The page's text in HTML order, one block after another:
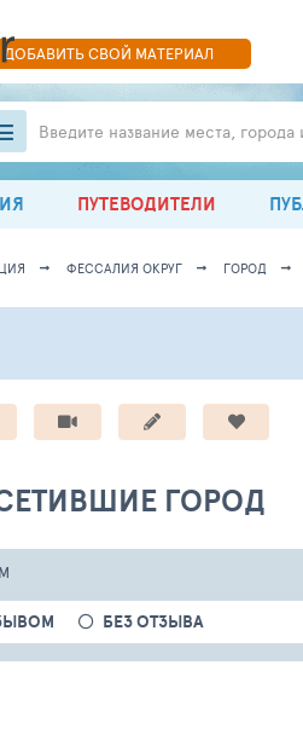
ДОБАВИТЬСВОЙ МАТЕРИАЛ
Введите название места, города
ПУТЕВОДИТЕЛИ
ФЕССАЛИЯ ОКРУГ ГОРОД
ГОРОД
БЕЗ ОТЗЫВА